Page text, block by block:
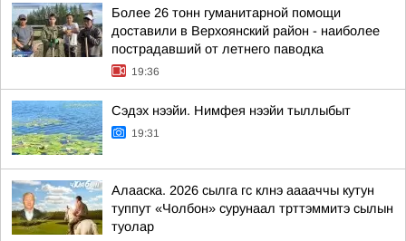
Более 26 тонн гуманитарной помощи
доставили в Верхоянский район - наиболее
пострадавший от летнего паводка
19:36
Сэдэх нээйи. Нимфея нээйи тыллыбыт
19:31
Алааска. 2026 сылга гс клнэ ааааччы кутун
туппут «Чолбон» сурунаал трттэммитэ сылын
туолар